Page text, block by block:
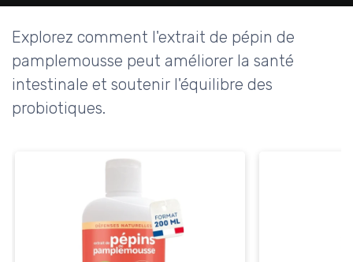
Explorez comment l'extrait de pépin de
pamplemousse peut améliorer la santé
intestinale et soutenir l'équilibre des
probiotiques.